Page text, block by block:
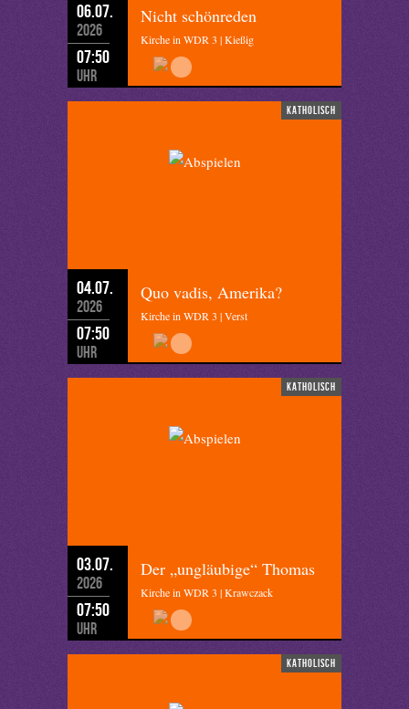
06.07.
2026
07:50
Uhr
Nicht schönreden
Kirche in WDR 3 | Kießig
katholisch
04.07.
2026
07:50
Uhr
Quo vadis, Amerika?
Kirche in WDR 3 | Verst
katholisch
03.07.
2026
07:50
Uhr
Der „ungläubige“ Thomas
Kirche in WDR 3 | Krawczack
katholisch